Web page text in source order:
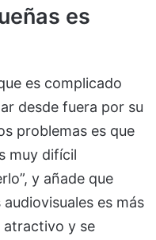
es
es complicado
desde fuera por su
problemas es que
muy difícil
y añade que
es más
atractivo y se